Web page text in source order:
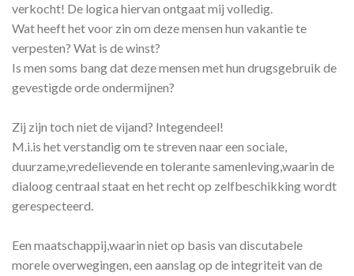
verkocht! De logica hiervan ontgaat mij volledig.
Wat heeft het voor zin om deze mensen hun vakantie te
verpesten? Wat is de winst?
Is men soms bang dat deze mensen met hun drugsgebruik de
gevestigde orde ondermijnen?
Zij zijn toch niet de vijand? Integendeel!
M.i.is het verstandig om te streven naar een sociale,
duurzame,vredelievende en tolerante samenleving,waarin de
dialoog centraal staat en het recht op zelfbeschikking wordt
gerespecteerd.
Een maatschappij,waarin niet op basis van discutabele
morele overwegingen, een aanslag op de integriteit van de